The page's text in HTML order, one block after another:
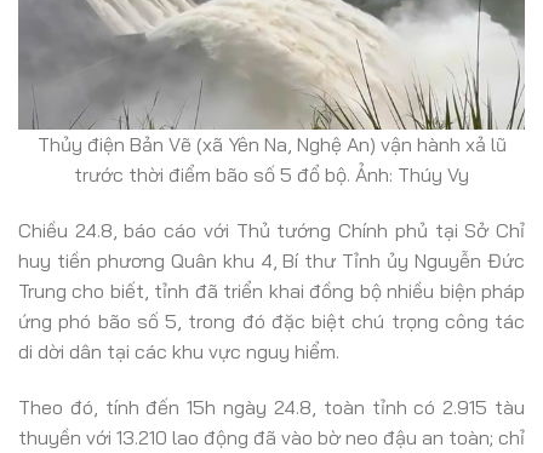
Thủy điện Bản Vẽ (xã Yên Na, Nghệ An) vận hành xả lũ
trước thời điểm bão số 5 đổ bộ. Ảnh: Thúy Vy
Chiều 24.8, báo cáo với Thủ tướng Chính phủ tại Sở Chỉ
huy tiền phương Quân khu 4, Bí thư Tỉnh ủy Nguyễn Đức
Trung cho biết, tỉnh đã triển khai đồng bộ nhiều biện pháp
ứng phó bão số 5, trong đó đặc biệt chú trọng công tác
di dời dân tại các khu vực nguy hiểm.
Theo đó, tính đến 15h ngày 24.8, toàn tỉnh có 2.915 tàu
thuyền với 13.210 lao động đã vào bờ neo đậu an toàn; chỉ